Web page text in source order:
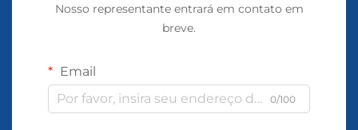
Nosso representante entrará em contato em
breve.
Email
0/100